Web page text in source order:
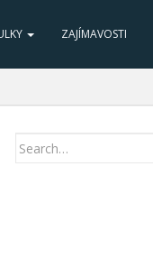
ZAJÍMAVOSTI
Search for: